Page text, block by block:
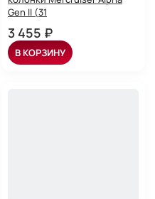
Gen II (31
3 455 ₽
В КОРЗИНУ